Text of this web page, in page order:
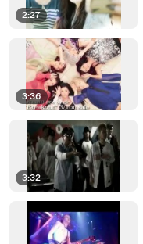
2:27
3:36
3:32